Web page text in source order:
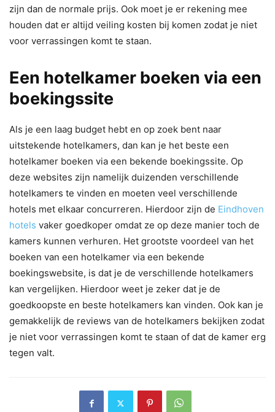
zijn dan de normale prijs. Ook moet je er rekening mee
houden dat er altijd veiling kosten bij komen zodat je niet
voor verrassingen komt te staan.
Een hotelkamer boeken via een
boekingssite
Als je een laag budget hebt en op zoek bent naar
uitstekende hotelkamers, dan kan je het beste een
hotelkamer boeken via een bekende boekingssite. Op
deze websites zijn namelijk duizenden verschillende
hotelkamers te vinden en moeten veel verschillende
hotels met elkaar concurreren. Hierdoor zijn de Eindhoven
hotels vaker goedkoper omdat ze op deze manier toch de
kamers kunnen verhuren. Het grootste voordeel van het
boeken van een hotelkamer via een bekende
boekingswebsite, is dat je de verschillende hotelkamers
kan vergelijken. Hierdoor weet je zeker dat je de
goedkoopste en beste hotelkamers kan vinden. Ook kan je
gemakkelijk de reviews van de hotelkamers bekijken zodat
je niet voor verrassingen komt te staan of dat de kamer erg
tegen valt.